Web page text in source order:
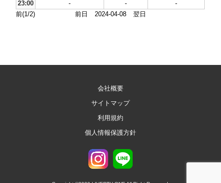
23:00
- -
-
前(1/2)
前日 2024-04-08 翌日
会社概要
サイトマップ
利用規約
個人情報保護方針